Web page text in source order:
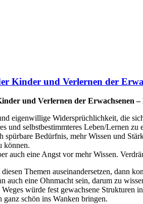
Kinder und Verlernen der
und Verlernen der Erwachsenen
eigenwillige Widersprüchlichkeit, die
und selbstbestimmteres Leben/Lernen zu
spürbare Bedürfnis, mehr Wissen und
können.
auch eine Angst vor mehr Wissen.
Themen auseinandersetzen, dann
auch eine Ohnmacht sein, darum zu
würde fest gewachsene
ganz schön ins Wanken bringen.